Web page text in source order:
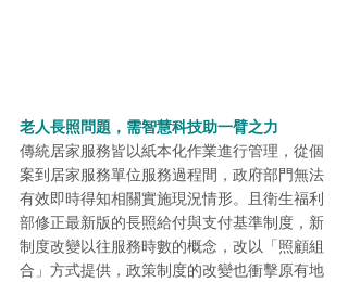
老人長照問題，需智慧科技助一臂之力
傳統居家服務皆以紙本化作業進行管理，從個
案到居家服務單位服務過程間，政府部門無法
有效即時得知相關實施現況情形。且衛生福利
部修正最新版的長照給付與支付基準制度，新
制度改變以往服務時數的概念，改以「照顧組
合」方式提供，政策制度的改變也衝擊原有地